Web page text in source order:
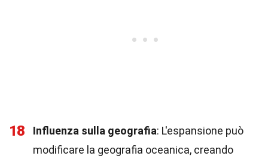
18 Influenza sulla geografia: L'espansione può
modificare la geografia oceanica, creando